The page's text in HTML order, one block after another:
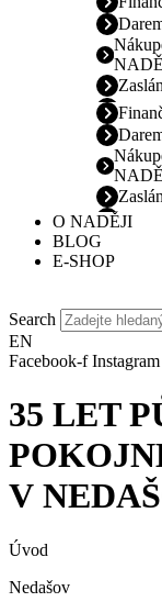
O NADĚJI
BLOG
E-SHOP
Search
EN
Facebook-f Instagram
35 LET
V
Úvod
Nedašov